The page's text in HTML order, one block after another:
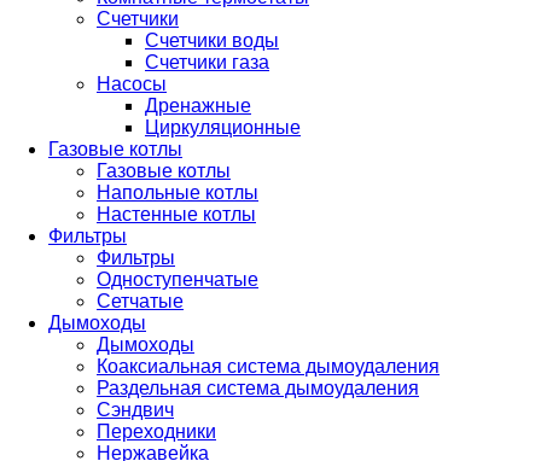
Счетчики
Счетчики воды
Счетчики газа
Насосы
Дренажные
Циркуляционные
Газовые котлы
Газовые котлы
Напольные котлы
Настенные котлы
Фильтры
Фильтры
Одноступенчатые
Сетчатые
Дымоходы
Дымоходы
Коаксиальная система дымоудаления
Раздельная система дымоудаления
Сэндвич
Переходники
Нержавейка